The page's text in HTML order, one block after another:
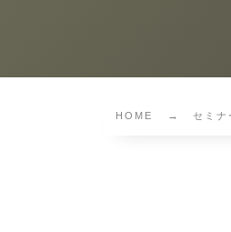
HOME セミ